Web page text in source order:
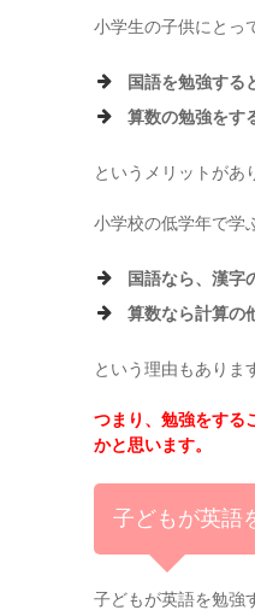
小学生の子供にとっ
国語を勉強する
算数の勉強をす
というメリットがあ
小学校の低学年で学
国語なら、漢字
算数なら計算の
という理由もありま
つまり、勉強をする
かと思います。
子どもが英語
子どもが英語を勉強